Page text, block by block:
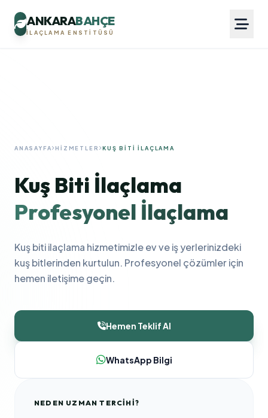
ANKARABAHÇE
İLAÇLAMA ENSTITÜSÜ
ANASAYFA HIZMETLER KUŞ BITI İLAÇLAMA
Kuş Biti İlaçlama
Profesyonel İlaçlama
Kuş biti ilaçlama hizmetimizle ev ve iş yerlerinizdeki
kuş bitlerinden kurtulun. Profesyonel çözümler için
hemen iletişime geçin.
Hemen Teklif Al
WhatsApp Bilgi
NEDEN UZMAN TERCIHI?